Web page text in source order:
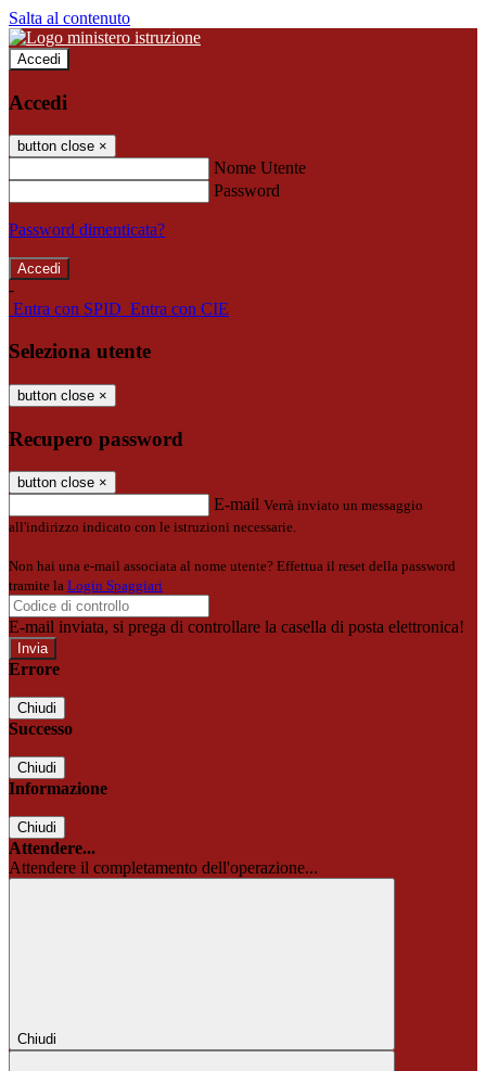
Salta al contenuto
Accedi
Accedi
button close ×
Nome Utente
Password
Password dimenticata?
-
Entra con SPID Entra con CIE
Seleziona utente
button close ×
Recupero password
button close ×
E-mail Verrà inviato un messaggio
all'indirizzo indicato con le istruzioni necessarie.
Non hai una e-mail associata al nome utente? Effettua il reset della password
tramite la Login Spaggiari
E-mail inviata, si prega di controllare la casella di posta elettronica!
Errore
Chiudi
Successo
Chiudi
Informazione
Chiudi
Attendere...
Attendere il completamento dell'operazione...
Chiudi